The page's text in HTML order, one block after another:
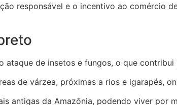
responsável e o incentivo ao comércio
de insetos e fungos, o que
de várzea, próximas a rios e igarapés,
antigas da Amazônia, podendo viver por